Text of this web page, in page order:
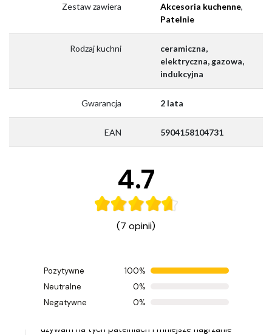
Zestaw zawiera Akcesoria kuchenne,
Patelnie
Rodzaj kuchni
ceramiczna,
elektryczna, gazowa,
indukcyjna
Gwarancja 2 lata
EAN 5904158104731
4.7
(7 opinii)
Pozytywne
100%
Neutralne
0%
Negatywne
0%
Ocenił(a) produkt na
Opinia zamieszczona 20.02.2026
używam na tych patelniach i mniejsze nagrzanie